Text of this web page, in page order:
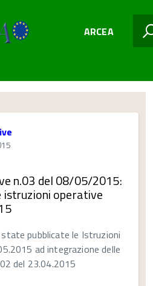
ARCEA
n.03 del 08/05/2015:
istruzioni operative
pubblicate le Istruzioni
ad integrazione delle
del 23.04.2015